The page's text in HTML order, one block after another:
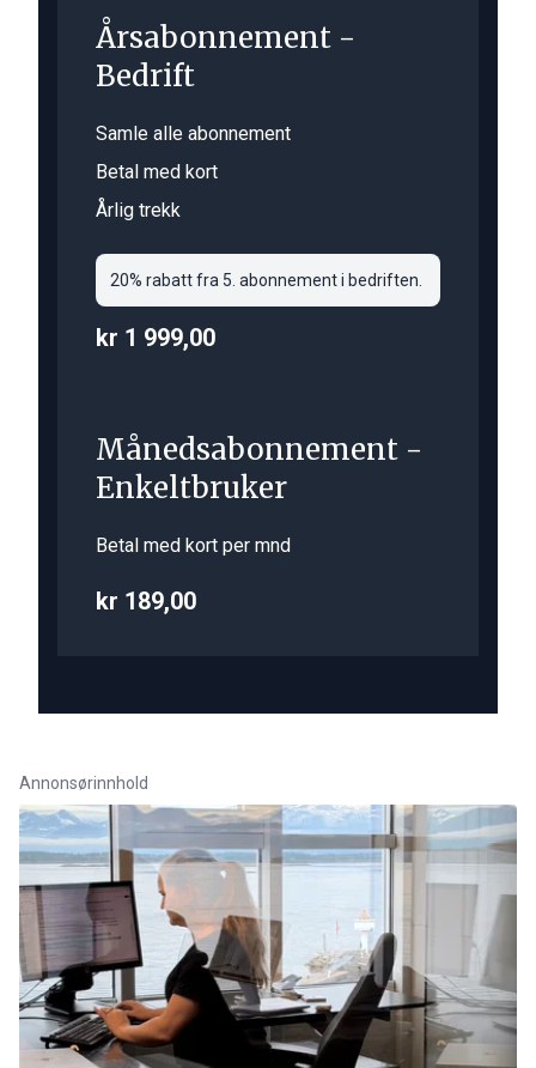
Årsabonnement -
Bedrift
Samle alle abonnement
Betal med kort
Årlig trekk
20% rabatt fra 5. abonnement i bedriften.
kr 1 999,00
Månedsabonnement -
Enkeltbruker
Betal med kort per mnd
kr 189,00
Annonsørinnhold